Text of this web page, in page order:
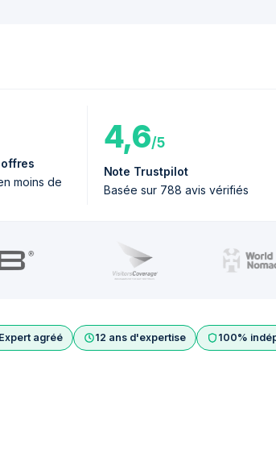
moins de
4,6/5
Note Trustpilot
Basée sur 788 avis vérifiés
Expert agréé 12 ans d'expertise 100%